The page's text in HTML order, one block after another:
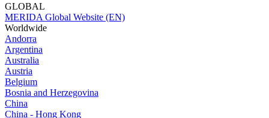
GLOBAL
MERIDA Global Website (EN)
Worldwide
Andorra
Argentina
Australia
Austria
Belgium
Bosnia and Herzegovina
China
China - Hong Kong